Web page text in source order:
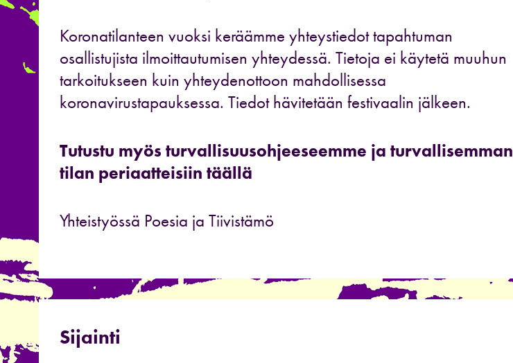
Koronatilanteen vuoksi keräämme yhteystiedot tapahtuman
osallistujista ilmoittautumisen yhteydessä. Tietoja ei käytetä muuhun
tarkoitukseen kuin yhteydenottoon mahdollisessa
koronavirustapauksessa. Tiedot hävitetään festivaalin jälkeen.
Tutustu myös turvallisuusohjeeseemme ja turvallisemman
tilan periaatteisiin täällä
Yhteistyössä Poesia ja Tiivistämö
Sijainti